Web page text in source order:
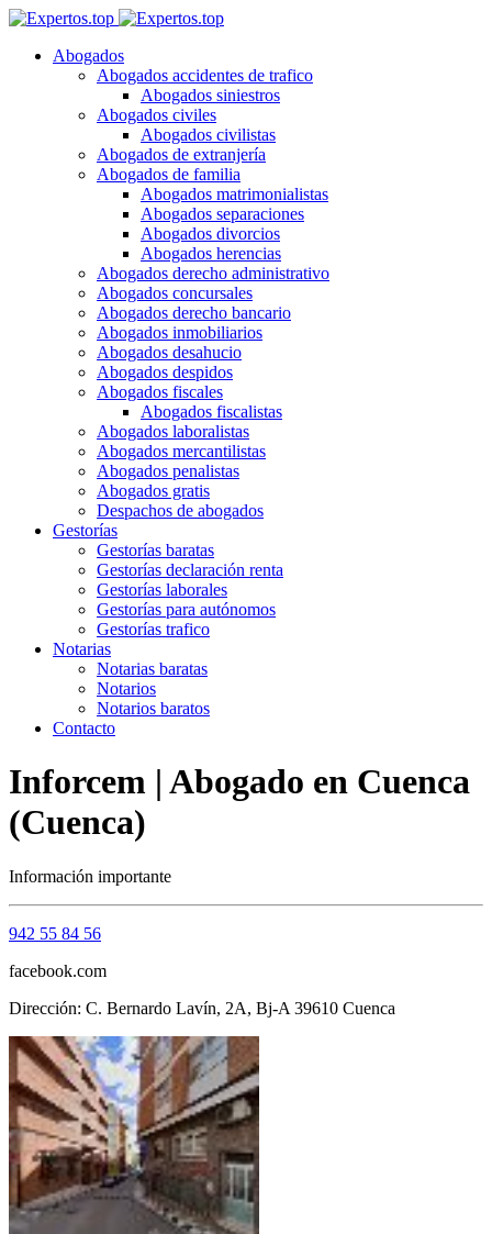
Abogados
Abogados accidentes de trafico
Abogados siniestros
Abogados civiles
Abogados civilistas
Abogados de extranjería
Abogados de familia
Abogados matrimonialistas
Abogados separaciones
Abogados divorcios
Abogados herencias
Abogados derecho administrativo
Abogados concursales
Abogados derecho bancario
Abogados inmobiliarios
Abogados desahucio
Abogados despidos
Abogados fiscales
Abogados fiscalistas
Abogados laboralistas
Abogados mercantilistas
Abogados penalistas
Abogados gratis
Despachos de abogados
Gestorías
Gestorías baratas
Gestorías declaración renta
Gestorías laborales
Gestorías para autónomos
Gestorías trafico
Notarias
Notarias baratas
Notarios
Notarios baratos
Contacto
Inforcem | Abogado en Cuenca
(Cuenca)
Información importante
942 55 84 56
facebook.com
Dirección: C. Bernardo Lavín, 2A, Bj-A 39610 Cuenca